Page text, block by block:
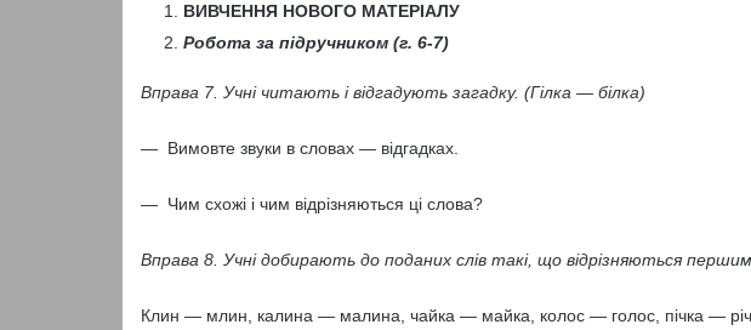
ВИВЧЕННЯ НОВОГО МАТЕРІАЛУ
Робота за підручником (г. 6-7)
Вправа 7. Учні читають і відгадують загадку. (Гілка — білка)
— Вимовте звуки в словах — відгадках.
— Чим схожі і чим відрізняються ці слова?
Вправа 8. Учні добирають до поданих слів такі, що відрізняються першим
Клин — млин, калина — малина, чайка — майка, колос — голос, пічка —